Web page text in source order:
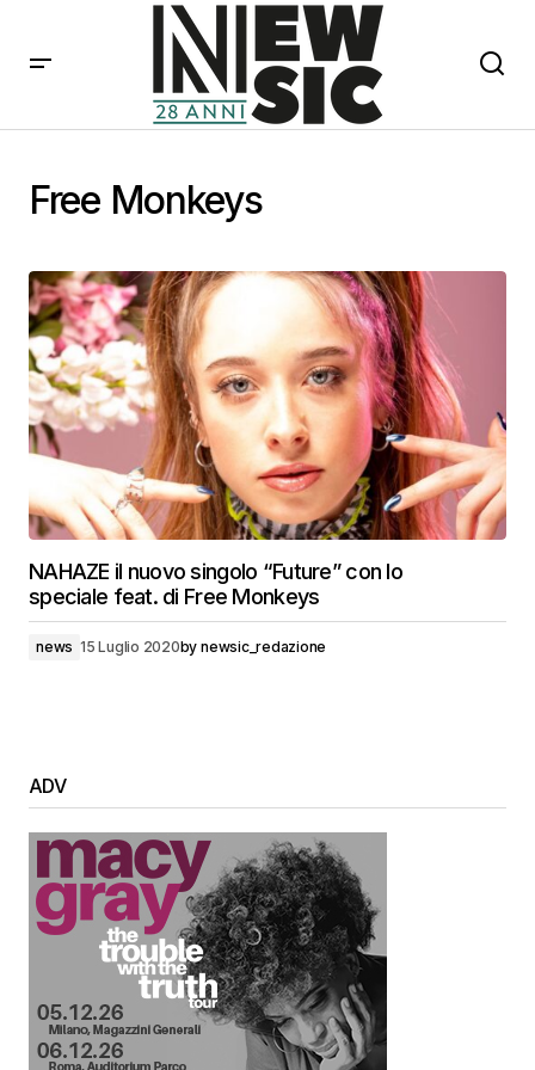
Free Monkeys
NAHAZE il nuovo singolo “Future” con lo
speciale feat. di Free Monkeys
news 15 Luglio 2020by newsic_redazione
ADV